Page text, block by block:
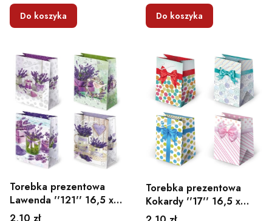
Do koszyka Do koszyka
Torebka prezentowa
Lawenda ''121'' 16,5 x
15,5 x 7
Cena
2,10 zł
Torebka prezentowa
Kokardy ''17'' 16,5 x
15,5 x 7